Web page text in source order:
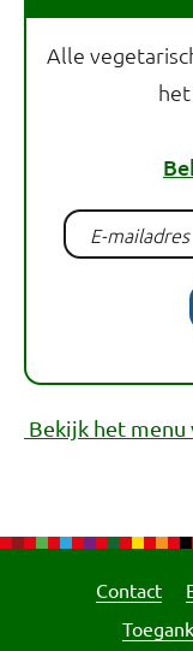
Alle
Bekijk het menu
Contact